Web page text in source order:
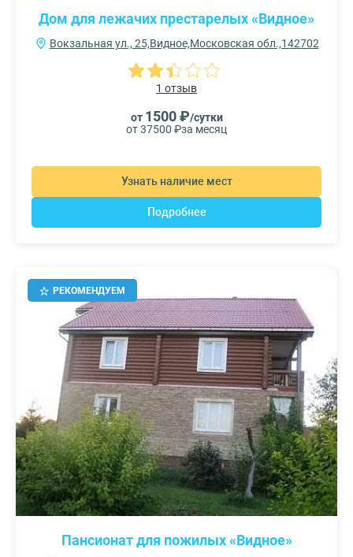
Дом для лежачих престарелых «Видное»
Вокзальная ул., 25,Видное,Московская обл.,142702
1 отзыв
от 1500 ₽/сутки
от 37500 ₽за месяц
Узнать наличие мест
Подробнее
РЕКОМЕНДУЕМ
Пансионат для пожилых «Видное»